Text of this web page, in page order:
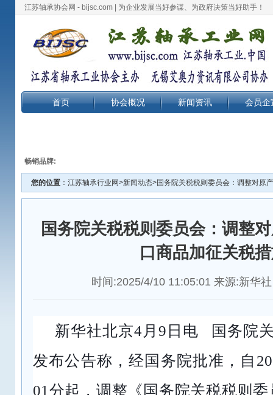
江苏轴承协会网 - bijsc.com | 为企业发展当好参谋、为政府决策当好助手！
首页 协会概况 新闻资讯 会员企
畅销品牌:
您的位置 ： 江苏轴承行业网>新闻动态>国务院关税税则委员会：调整对原
国务院关税税则委员会：调整
口商品加征关税
时间:2025/4/10 11:05:01 来源:新华
新华社北京4月9日电 国务院
发布公告称，经国务院批准，自
01分起，调整《国务院关税税则